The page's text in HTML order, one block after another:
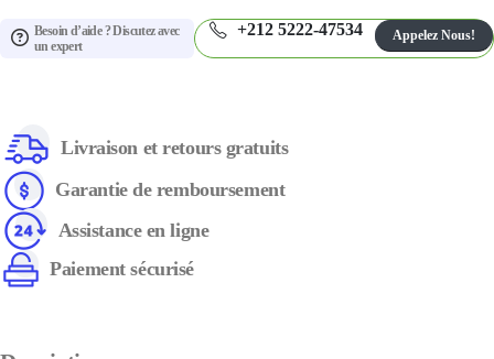
Besoin d’aide ? Discutez avec
un expert
+212 5222-47534 Appelez Nous!
Livraison et retours gratuits
Garantie de remboursement
Assistance en ligne
Paiement sécurisé